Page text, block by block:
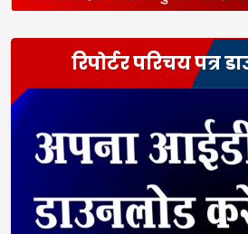
रिपोर्टर परिचय पत्र